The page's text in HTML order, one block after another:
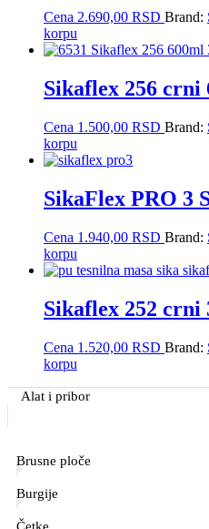
Cena 2.690,00 RSD Brand:
korpu
Sikaflex 256 crni
Cena 1.500,00 RSD Brand:
korpu
SikaFlex PRO 3
Cena 1.940,00 RSD Brand:
korpu
Sikaflex 252 crni
Cena 1.520,00 RSD Brand:
korpu
Primary
Sidebar
Alat i pribor
Brusne ploče
Burgije
Četke